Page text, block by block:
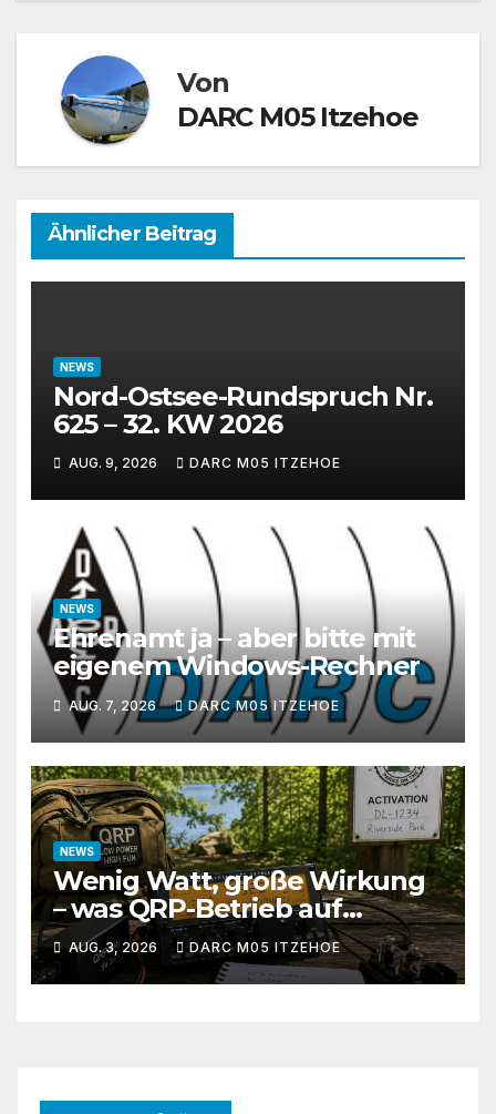
Von
DARC M05 Itzehoe
Ähnlicher Beitrag
NEWS
Nord-Ostsee-Rundspruch Nr.
625 – 32. KW 2026
AUG. 9, 2026 DARC M05 ITZEHOE
NEWS
Ehrenamt ja – aber bitte mit
eigenem Windows-Rechner
AUG. 7, 2026 DARC M05 ITZEHOE
NEWS
Wenig Watt, große Wirkung
– was QRP-Betrieb auf
Kurzwelle wirklich kann
AUG. 3, 2026 DARC M05 ITZEHOE